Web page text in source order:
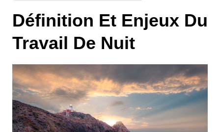
Définition Et Enjeux Du
Travail De Nuit